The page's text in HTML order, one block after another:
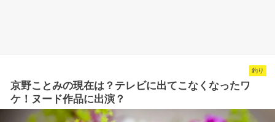
釣り
京野ことみの現在は？テレビに出てこなくなったワ
ケ！ヌード作品に出演？